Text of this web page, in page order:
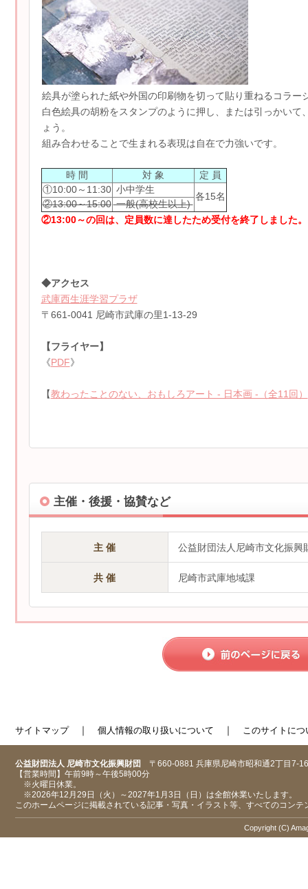
絵具が塗られた紙や外国の印刷物を切って貼り重ねるコラー
白色絵具の胡粉をスタンプのように押し、または引っかいて
ょう。
組み合わせることで生まれる表現は自在で力強いです。
時 間 対 象
定 員
①10:00～11:30 小中学生
各15名
②13:00～15:00一般(高校生以上)
②13:00～の回は、定員数に達したため受付を終了しました
◆アクセス
武庫西生涯学習プラザ
〒661-0041 尼崎市武庫の里1-13-29
【フライヤー】
《PDF》
【教わったことのない、おもしろアート - 日本画 -（全11回）
主催・後援・協賛など
主 催 公益財団法人尼崎市文化振興
共 催 尼崎市武庫地域課
サイトマップ｜ 個人情報の取り扱いについて ｜ このサイトにつ
公益財団法人 尼崎市文化振興財団 〒660-0881 兵庫県尼崎市昭和通2丁目7-16
【営業時間】午前9時～午後5時00分
※火曜日休業。
※2026年12月29日（火）～2027年1月3日（日）は全館休業いたします。
このホームページに掲載されている記事・写真・イラスト等、すべてのコン
Copyright (C)